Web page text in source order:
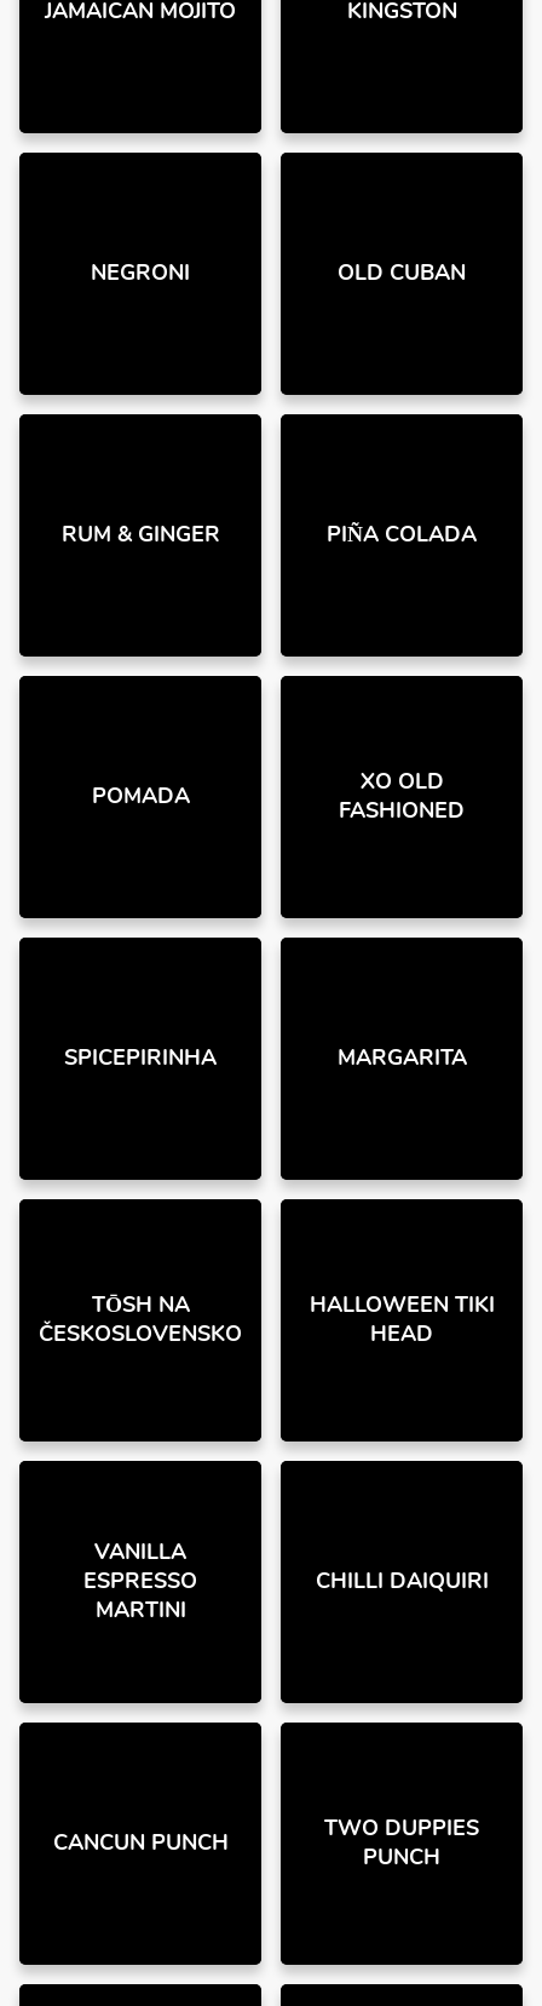
JAMAICAN MOJITO KINGSTON
NEGRONI OLD CUBAN
RUM & GINGER PIÑA COLADA
POMADA
XO OLD
FASHIONED
SPICEPIRINHA MARGARITA
TŌSH NA
ČESKOSLOVENSKO
HALLOWEEN TIKI
HEAD
VANILLA
ESPRESSO
MARTINI
CHILLI DAIQUIRI
CANCUN PUNCH
TWO DUPPIES
PUNCH